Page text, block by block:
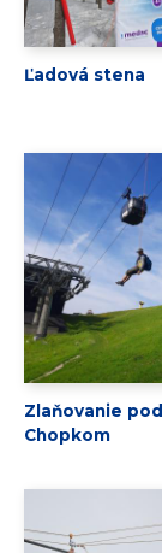
Ľadová stena
Zlaňovanie pod
Chopkom